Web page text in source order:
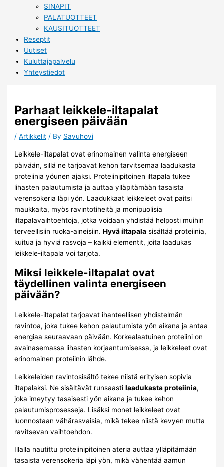
SINAPIT
PALATUOTTEET
KAUSITUOTTEET
Reseptit
Uutiset
Kuluttajapalvelu
Yhteystiedot
Parhaat leikkele-iltapalat
energiseen päivään
/Artikkelit / By Savuhovi
Leikkele-iltapalat ovat erinomainen valinta energiseen
päivään, sillä ne tarjoavat kehon tarvitsemaa laadukasta
proteiinia yöunen ajaksi. Proteiinipitoinen iltapala tukee
lihasten palautumista ja auttaa ylläpitämään tasaista
verensokeria läpi yön. Laadukkaat leikkeleet ovat paitsi
maukkaita, myös ravintotiheitä ja monipuolisia
iltapalavaihtoehtoja, jotka voidaan yhdistää helposti muihin
terveellisiin ruoka-aineisiin.Hyvä iltapala sisältää proteiinia,
kuitua ja hyviä rasvoja – kaikki elementit, joita laadukas
leikkele-iltapala voi tarjota.
Miksi leikkele-iltapalat ovat
täydellinen valinta energiseen
päivään?
Leikkele-iltapalat tarjoavat ihanteellisen yhdistelmän
ravintoa, joka tukee kehon palautumista yön aikana ja antaa
energiaa seuraavaan päivään. Korkealaatuinen proteiini on
avainasemassa lihasten korjaantumisessa, ja leikkeleet ovat
erinomainen proteiinin lähde.
Leikkeleiden ravintosisältö tekee niistä erityisen sopivia
iltapalaksi. Ne sisältävät runsaastilaadukasta proteiinia,
joka imeytyy tasaisesti yön aikana ja tukee kehon
palautumisprosesseja. Lisäksi monet leikkeleet ovat
luonnostaan vähärasvaisia, mikä tekee niistä kevyen mutta
ravitsevan vaihtoehdon.
Illalla nautittu proteiinipitoinen ateria auttaa ylläpitämään
tasaista verensokeria läpi yön, mikä vähentää aamun